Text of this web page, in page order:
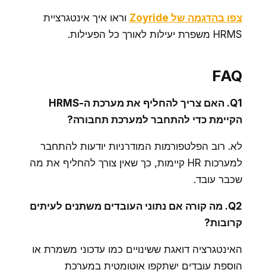
צפו בהדגמה של Zoyride
וראו איך אינטגרציית
HRMS משפרת יעילות לאורך כל הפעילות.
FAQ
Q1. האם צריך להחליף את מערכת ה-HRMS
הקיימת כדי להתחבר למערכת תחבורה?
לא. רוב הפלטפורמות המודרניות יודעות להתחבר
למערכות HR קיימות, כך שאין צורך להחליף את מה
שכבר עובד.
Q2. מה קורה אם נתוני העובדים משתנים לעיתים
קרובות?
האינטגרציה דואגת ששינויים כמו עדכוני משמרת או
הוספת עובדים ישתקפו אוטומטית במערכת